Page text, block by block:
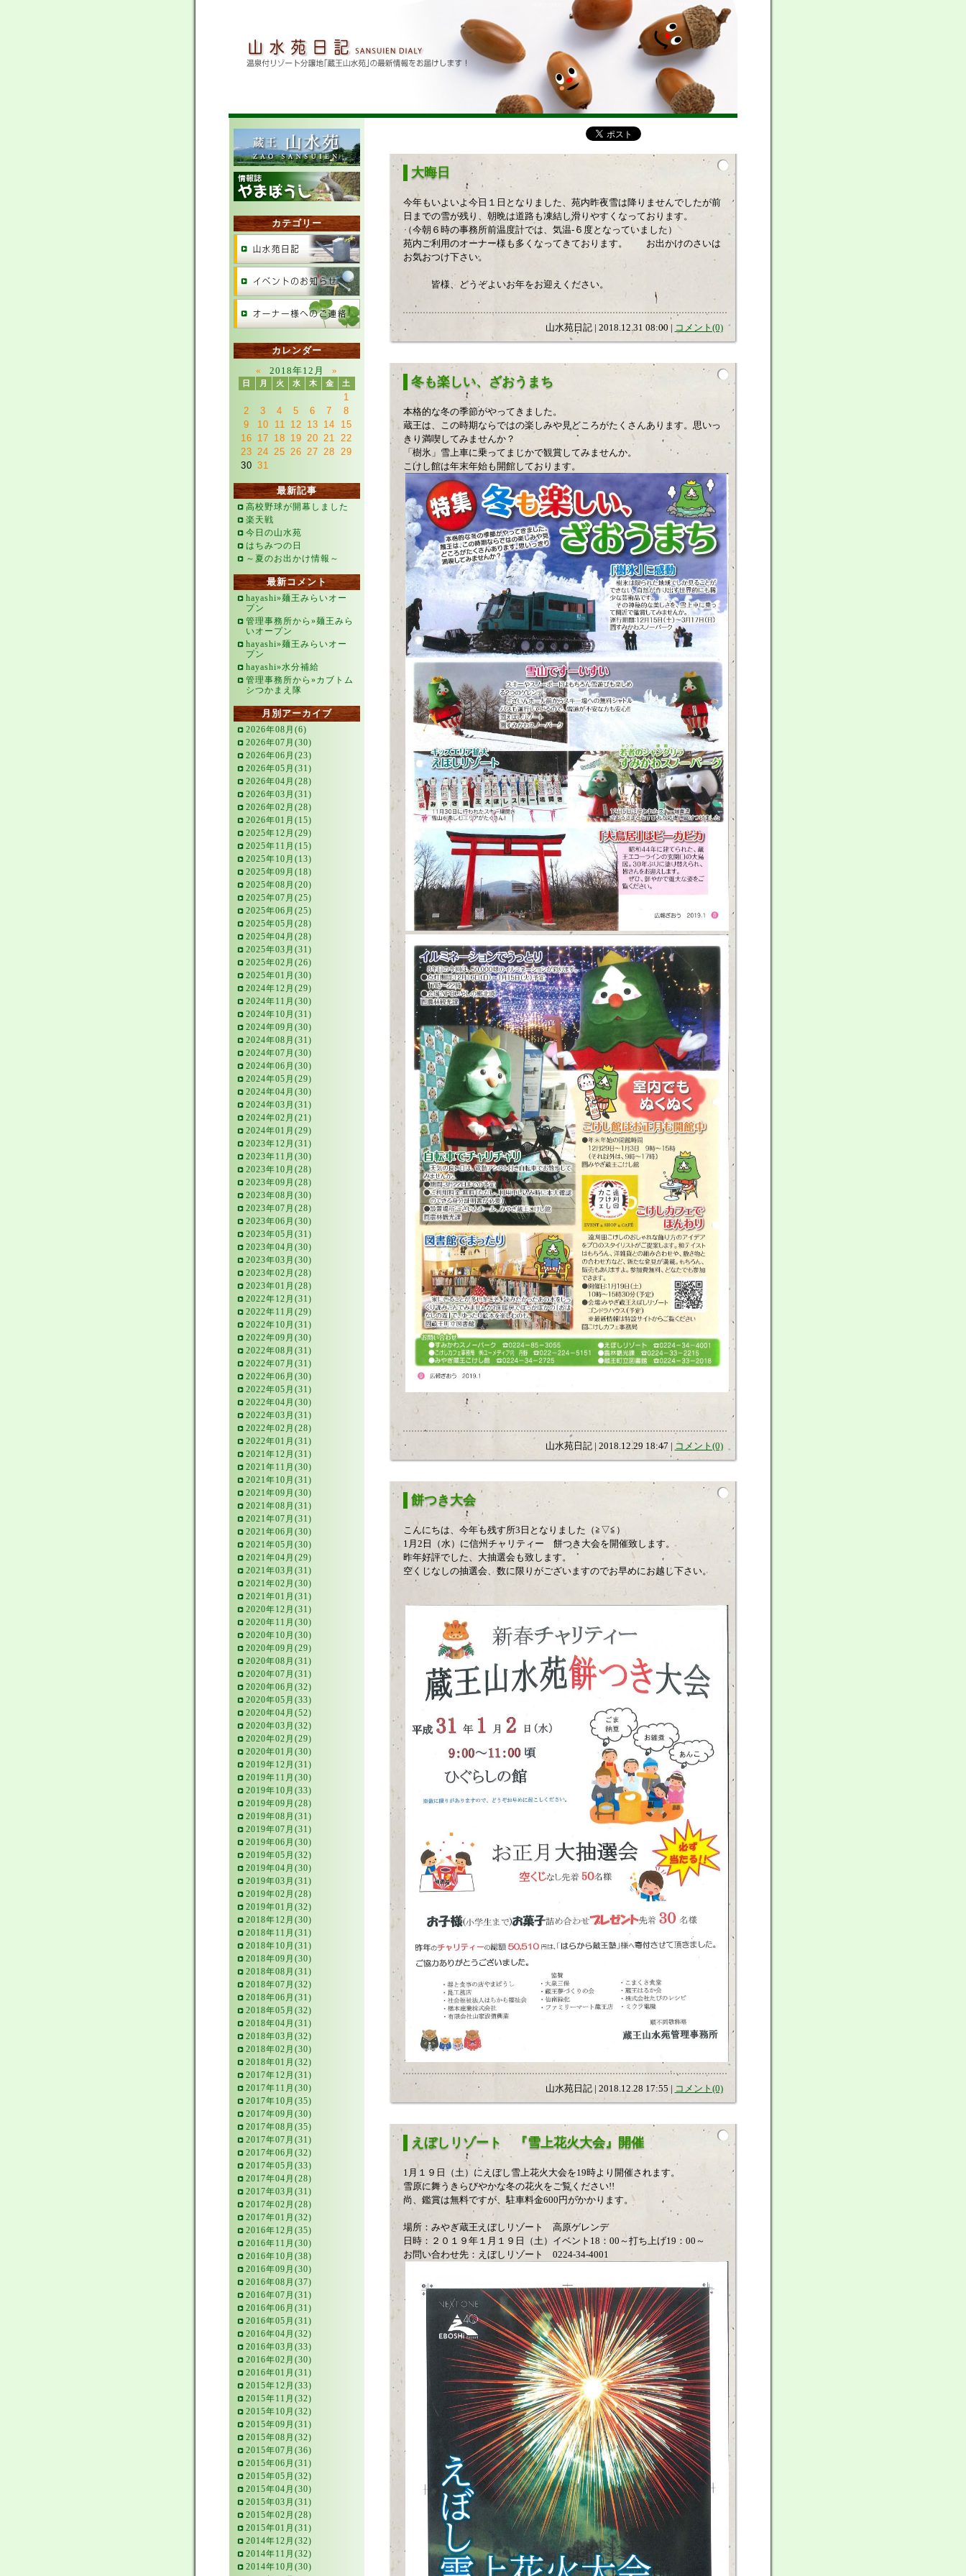
大晦日
今年もいよいよ今日１日となりました、苑内昨夜雪は降りませんでしたが前
日までの雪が残り、朝晩は道路も凍結し滑りやすくなっております。
（今朝６時の事務所前温度計では、気温-６度となっていました）
苑内ご利用のオーナー様も多くなってきております。 お出かけのさいは
お気おつけ下さい。
皆様、どうぞよいお年をお迎えください。
山水苑日記 | 2018.12.31 08:00 | コメント(0)
冬も楽しい、ざおうまち
本格的な冬の季節がやってきました。
蔵王は、この時期ならではの楽しみや見どころがたくさんあります。思いっ
きり満喫してみませんか？
「樹氷」雪上車に乗ってまじかで観賞してみませんか。
こけし館は年末年始も開館しております。
山水苑日記 | 2018.12.29 18:47 | コメント(0)
餅つき大会
こんにちは、今年も残す所3日となりました（≧▽≦）
1月2日（水）に信州チャリティー 餅つき大会を開催致します。
昨年好評でした、大抽選会も致します。
空くじなしの抽選会、数に限りがございますのでお早めにお越し下さい。
山水苑日記 | 2018.12.28 17:55 | コメント(0)
えぼしリゾート 『雪上花火大会』開催
1月１９日（土）にえぼし雪上花火大会を19時より開催されます。
雪原に舞うきらびやかな冬の花火をご覧ください!!
尚、鑑賞は無料ですが、駐車料金600円がかかります。
場所：みやぎ蔵王えぼしリゾート 高原ゲレンデ
日時：２０１９年１月１９日（土）イベント18：00～打ち上げ19：00～
お問い合わせ先：えぼしリゾート 0224-34-4001
カテゴリー
カレンダー
«
2018年12月 »
日 月 火 水 木 金 土
1
2
3 4 5 6 7
8
9
10 11 12 13 14
15
16 17 18 19 20 21 22
23 24 25 26 27 28 29
30 31
最新記事
高校野球が開幕しました
楽天戦
今日の山水苑
はちみつの日
～夏のお出かけ情報～
最新コメント
hayashi»麺王みらいオー
プン
管理事務所から»麺王みら
いオープン
hayashi»麺王みらいオー
プン
hayashi»水分補給
管理事務所から»カブトム
シつかまえ隊
月別アーカイブ
2026年08月(6)
2026年07月(30)
2026年06月(23)
2026年05月(31)
2026年04月(28)
2026年03月(31)
2026年02月(28)
2026年01月(15)
2025年12月(29)
2025年11月(15)
2025年10月(13)
2025年09月(18)
2025年08月(20)
2025年07月(25)
2025年06月(25)
2025年05月(28)
2025年04月(28)
2025年03月(31)
2025年02月(26)
2025年01月(30)
2024年12月(29)
2024年11月(30)
2024年10月(31)
2024年09月(30)
2024年08月(31)
2024年07月(30)
2024年06月(30)
2024年05月(29)
2024年04月(30)
2024年03月(31)
2024年02月(21)
2024年01月(29)
2023年12月(31)
2023年11月(30)
2023年10月(28)
2023年09月(28)
2023年08月(30)
2023年07月(28)
2023年06月(30)
2023年05月(31)
2023年04月(30)
2023年03月(30)
2023年02月(28)
2023年01月(28)
2022年12月(31)
2022年11月(29)
2022年10月(31)
2022年09月(30)
2022年08月(31)
2022年07月(31)
2022年06月(30)
2022年05月(31)
2022年04月(30)
2022年03月(31)
2022年02月(28)
2022年01月(31)
2021年12月(31)
2021年11月(30)
2021年10月(31)
2021年09月(30)
2021年08月(31)
2021年07月(31)
2021年06月(30)
2021年05月(30)
2021年04月(29)
2021年03月(31)
2021年02月(30)
2021年01月(31)
2020年12月(31)
2020年11月(30)
2020年10月(30)
2020年09月(29)
2020年08月(31)
2020年07月(31)
2020年06月(32)
2020年05月(33)
2020年04月(52)
2020年03月(32)
2020年02月(29)
2020年01月(30)
2019年12月(31)
2019年11月(30)
2019年10月(33)
2019年09月(28)
2019年08月(31)
2019年07月(31)
2019年06月(30)
2019年05月(32)
2019年04月(30)
2019年03月(31)
2019年02月(28)
2019年01月(32)
2018年12月(30)
2018年11月(31)
2018年10月(31)
2018年09月(30)
2018年08月(31)
2018年07月(32)
2018年06月(31)
2018年05月(32)
2018年04月(31)
2018年03月(32)
2018年02月(30)
2018年01月(32)
2017年12月(31)
2017年11月(30)
2017年10月(35)
2017年09月(30)
2017年08月(35)
2017年07月(31)
2017年06月(32)
2017年05月(33)
2017年04月(28)
2017年03月(31)
2017年02月(28)
2017年01月(32)
2016年12月(35)
2016年11月(30)
2016年10月(38)
2016年09月(30)
2016年08月(37)
2016年07月(31)
2016年06月(31)
2016年05月(31)
2016年04月(32)
2016年03月(33)
2016年02月(30)
2016年01月(31)
2015年12月(33)
2015年11月(32)
2015年10月(32)
2015年09月(31)
2015年08月(32)
2015年07月(36)
2015年06月(31)
2015年05月(32)
2015年04月(30)
2015年03月(31)
2015年02月(28)
2015年01月(31)
2014年12月(32)
2014年11月(32)
2014年10月(30)